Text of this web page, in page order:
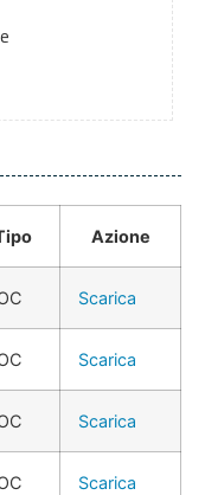
Azione
Scarica
Scarica
Scarica
Scarica